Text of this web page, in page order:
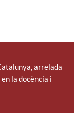
arrelada
la docència i